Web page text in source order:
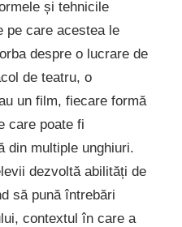
și tehnicile
pe care acestea le
despre o lucrare de
de teatru, o
un film, fiecare formă
care poate fi
din multiple unghiuri.
dezvoltă abilități de
să pună întrebări
contextul în care a